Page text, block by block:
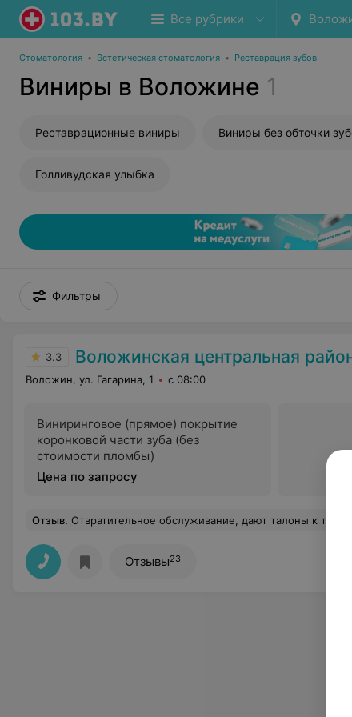
Все рубрики
Стоматология • Эстетическая стоматология • Реставрация зубов
Виниры в Воложине 1
Реставрационные виниры Виниры без обточки
Голливудская улыбка
Фильтры
3.3 Воложинская центральная
Воложин, ул. Гагарина, 1 с 08:00
Виниринговое (прямое) покрытие
коронковой части зуба (без
стоимости пломбы)
Цена по запросу
Отзыв. Отвратительное обслуживание, дают талоны к терапевту, на нерабочее время врача, отправляют из одного кабинета в другой, создают видимость работы.
Отзывы23